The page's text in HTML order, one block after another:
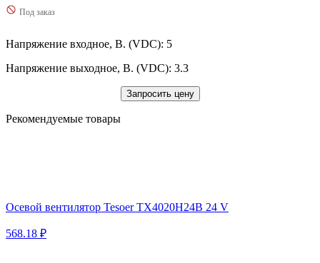
Под заказ
Напряжение входное, В. (VDC): 5
Напряжение выходное, В. (VDC): 3.3
Запросить цену
Рекомендуемые товары
Осевой вентилятор Tesoer TX4020H24B 24 V
568.18 ₽